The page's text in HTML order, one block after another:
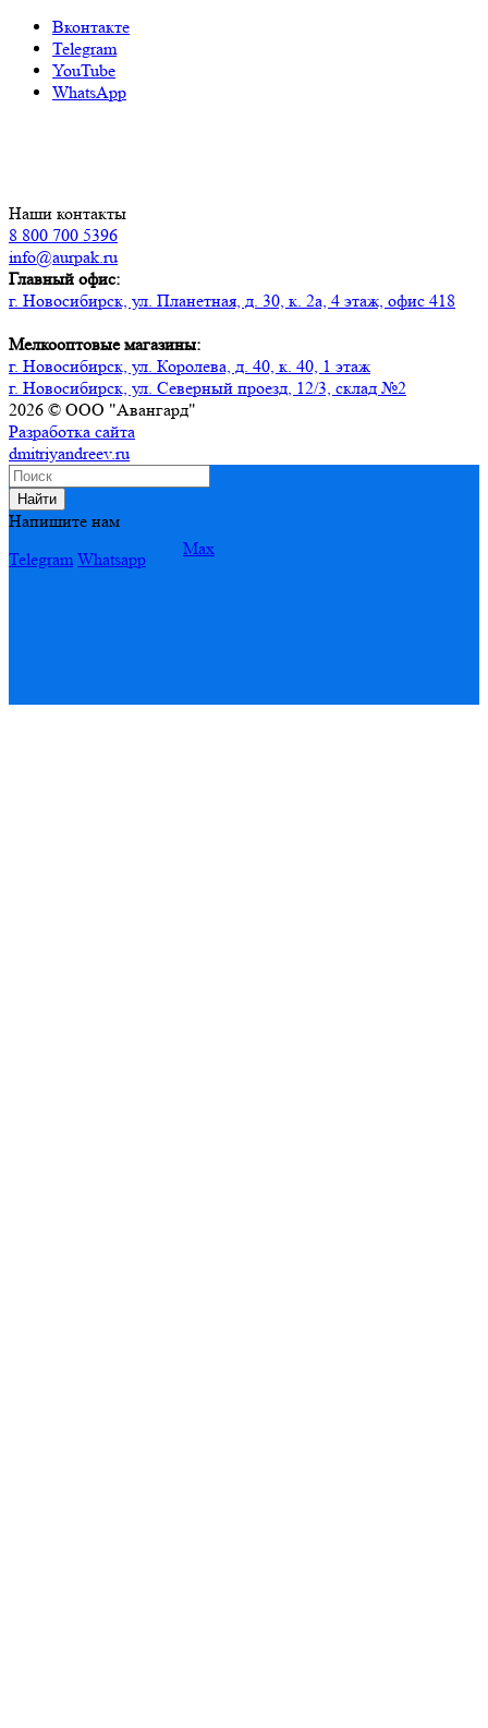
Вконтакте
Telegram
YouTube
WhatsApp
Наши контакты
8 800 700 5396
info@aurpak.ru
Главный офис:
г. Новосибирск, ул. Планетная, д. 30, к. 2а, 4 этаж, офис 418
Мелкооптовые магазины:
г. Новосибирск, ул. Королева, д. 40, к. 40, 1 этаж
г. Новосибирск, ул. Северный проезд, 12/3, ​склад №2
2026 © ООО "Авангард"
Разработка сайта
dmitriyandreev.ru
Найти
Напишите нам
Telegram Whatsapp
Max